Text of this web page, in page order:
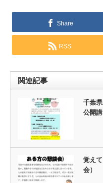
Share
RSS
関連記事
千葉
公開
覚え
会）